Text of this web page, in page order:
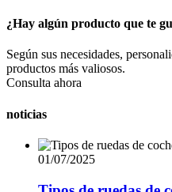
¿Hay algún producto que te
Según sus necesidades,
productos más valiosos.
Consulta ahora
noticias
01/07/2025